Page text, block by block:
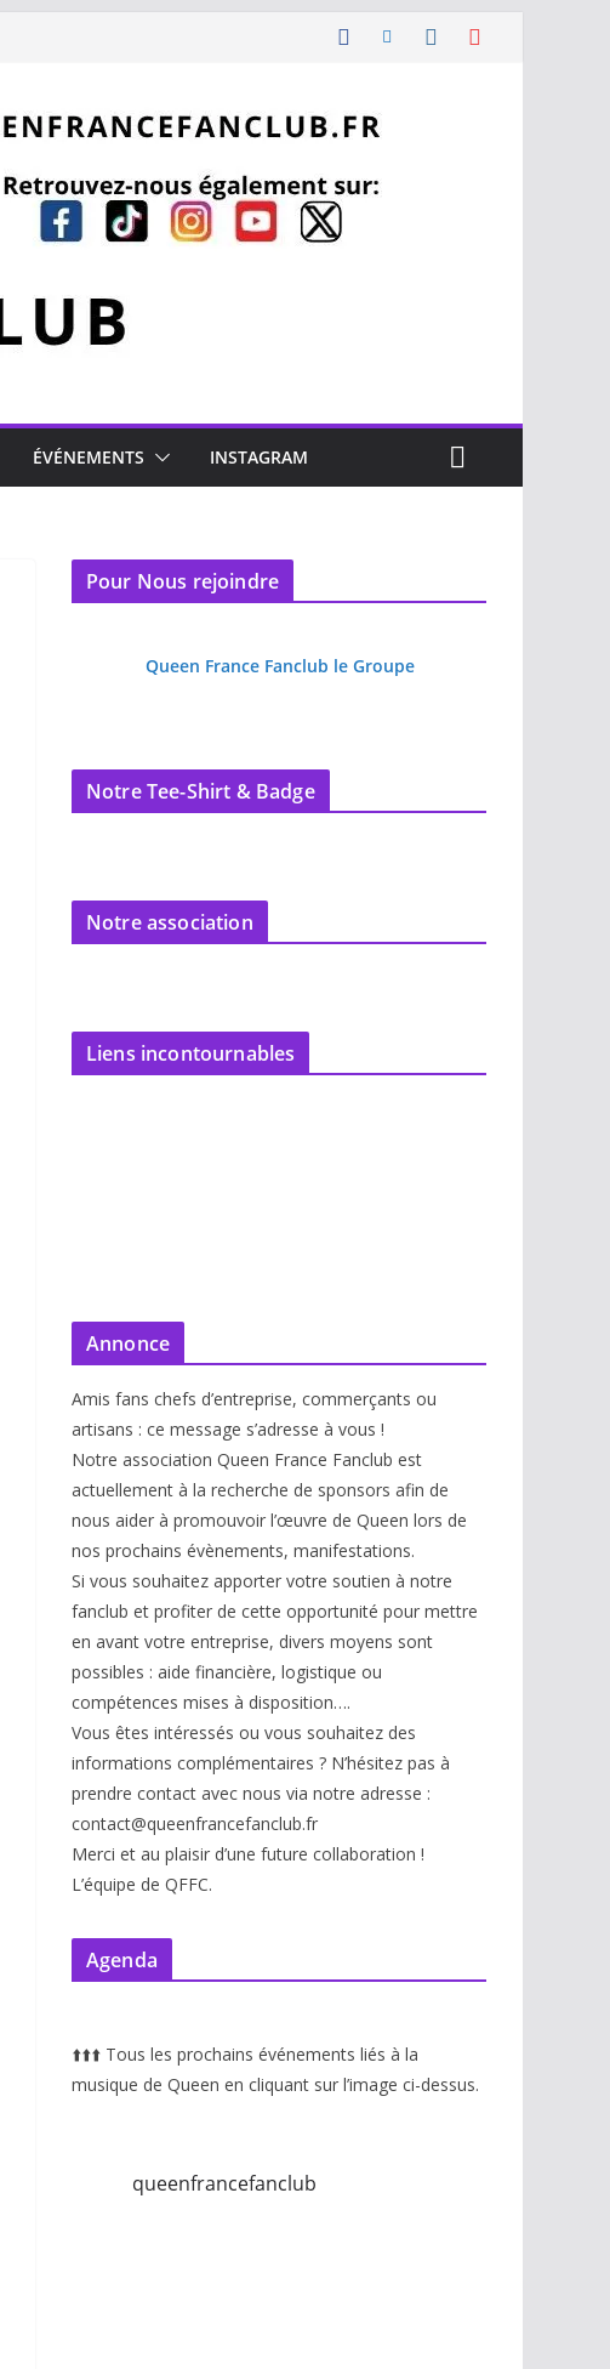
ÉVÉNEMENTS INSTAGRAM
Pour Nous rejoindre
Queen France Fanclub le Groupe
Notre Tee-Shirt & Badge
Notre association
Liens incontournables
Annonce
Amis fans chefs d’entreprise, commerçants ou
artisans : ce message s’adresse à vous !
Notre association Queen France Fanclub est
actuellement à la recherche de sponsors afin de
nous aider à promouvoir l’œuvre de Queen lors de
nos prochains évènements, manifestations.
Si vous souhaitez apporter votre soutien à notre
fanclub et profiter de cette opportunité pour mettre
en avant votre entreprise, divers moyens sont
possibles : aide financière, logistique ou
compétences mises à disposition….
Vous êtes intéressés ou vous souhaitez des
informations complémentaires ? N’hésitez pas à
prendre contact avec nous via notre adresse :
contact@queenfrancefanclub.fr
Merci et au plaisir d’une future collaboration !
L’équipe de QFFC.
Agenda
⬆️⬆️⬆️ Tous les prochains événements liés à la
musique de Queen en cliquant sur l’image ci-dessus.
queenfrancefanclub